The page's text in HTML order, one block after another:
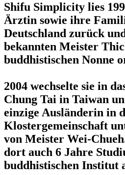
Shifu Simplicity lies
Ärztin sowie ihre
Deutschland zurück
bekannten Meister
buddhistischen Nonne
2004 wechselte sie in
Chung Tai in Taiwan
einzige Ausländerin in
Klostergemeinschaft
von Meister Wei-
dort auch 6 Jahre
buddhistischen Institut